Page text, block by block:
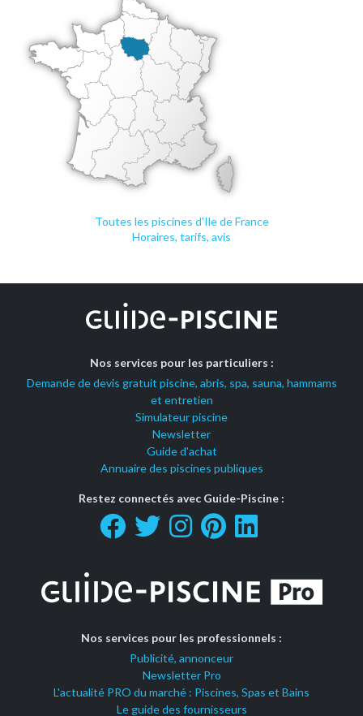
Toutes les piscines d'Ile de France
Horaires, tarifs, avis
Nos services pour les particuliers :
Demande de devis gratuit piscine, abris, spa, sauna, hammams
et entretien
Simulateur piscine
Newsletter
Guide d'achat
Annuaire des piscines publiques
Restez connectés avec Guide-Piscine :
Nos services pour les professionnels :
Publicité, annonceur
Newsletter Pro
L'actualité PRO du marché : Piscines, Spas et Bains
Le guide des fournisseurs